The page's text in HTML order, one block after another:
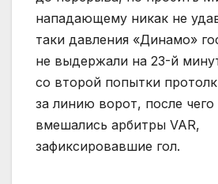
нападающему никак не
таки давления «Динамо»
не выдержали на 23-й
со второй попытки
за линию ворот, после чего
вмешались арбитры VAR,
зафиксировавшие гол.